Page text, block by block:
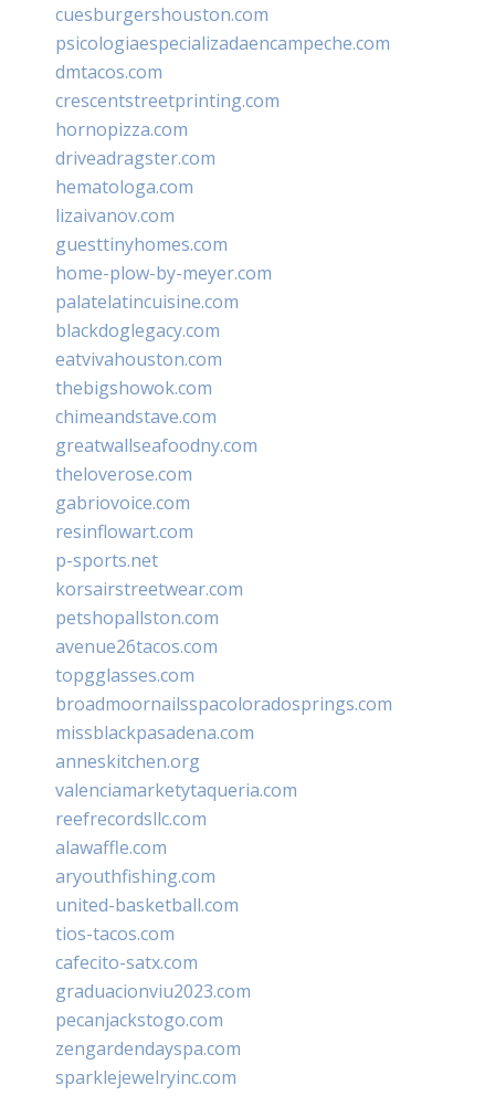
cuesburgershouston.com
psicologiaespecializadaencampeche.com
dmtacos.com
crescentstreetprinting.com
hornopizza.com
driveadragster.com
hematologa.com
lizaivanov.com
guesttinyhomes.com
home-plow-by-meyer.com
palatelatincuisine.com
blackdoglegacy.com
eatvivahouston.com
thebigshowok.com
chimeandstave.com
greatwallseafoodny.com
theloverose.com
gabriovoice.com
resinflowart.com
p-sports.net
korsairstreetwear.com
petshopallston.com
avenue26tacos.com
topgglasses.com
broadmoornailsspacoloradosprings.com
missblackpasadena.com
anneskitchen.org
valenciamarketytaqueria.com
reefrecordsllc.com
alawaffle.com
aryouthfishing.com
united-basketball.com
tios-tacos.com
cafecito-satx.com
graduacionviu2023.com
pecanjackstogo.com
zengardendayspa.com
sparklejewelryinc.com